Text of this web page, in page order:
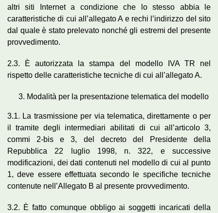
altri siti Internet a condizione che lo stesso abbia le
caratteristiche di cui all’allegato A e rechi l’indirizzo del sito
dal quale è stato prelevato nonché gli estremi del presente
provvedimento.
2.3. È autorizzata la stampa del modello IVA TR nel
rispetto delle caratteristiche tecniche di cui all’allegato A.
Modalità per la presentazione telematica del modello
3.1. La trasmissione per via telematica, direttamente o per
il tramite degli intermediari abilitati di cui all’articolo 3,
commi 2-bis e 3, del decreto del Presidente della
Repubblica 22 luglio 1998, n. 322, e successive
modificazioni, dei dati contenuti nel modello di cui al punto
1, deve essere effettuata secondo le specifiche tecniche
contenute nell’Allegato B al presente provvedimento.
3.2. È fatto comunque obbligo ai soggetti incaricati della